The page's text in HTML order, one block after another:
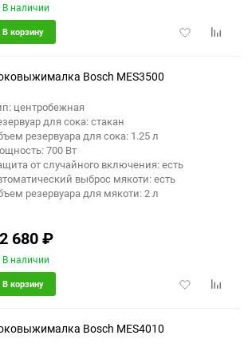
В наличии
Добавить
В корзину
Bosch MES3500
центробежная
для сока: стакан
резервуара для сока: 1.25 л
700 Вт
от случайного включения: есть
выброс мякоти: есть
резервуара для мякоти: 2 л
680₽
В наличии
Добавить
В корзину
Bosch MES4010